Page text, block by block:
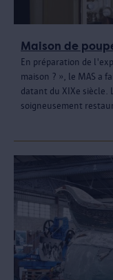
Maison de
En préparation de
maison ? », le MAS a
datant du XIXe siècle.
soigneusement